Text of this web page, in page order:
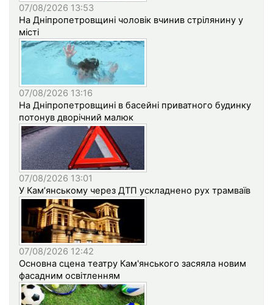
07/08/2026 13:53
На Дніпропетровщині чоловік вчинив стрілянину у
місті
07/08/2026 13:16
На Дніпропетровщині в басейні приватного будинку
потонув дворічний малюк
07/08/2026 13:01
У Кам’янському через ДТП ускладнено рух трамваїв
07/08/2026 12:42
Основна сцена театру Кам'янського засяяла новим
фасадним освітленням